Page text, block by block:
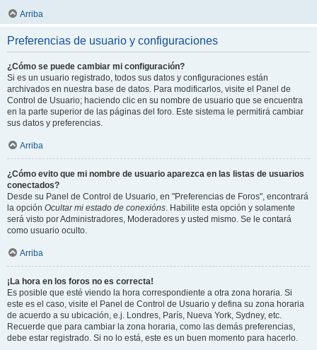
Arriba
Preferencias de usuario y configuraciones
¿Cómo se puede cambiar mi configuración?
Si es un usuario registrado, todos sus datos y configuraciones están
archivados en nuestra base de datos. Para modificarlos, visite el Panel de
Control de Usuario; haciendo clic en su nombre de usuario que se encuentra
en la parte superior de las páginas del foro. Este sistema le permitirá cambiar
sus datos y preferencias.
Arriba
¿Cómo evito que mi nombre de usuario aparezca en las listas de usuarios
conectados?
Desde su Panel de Control de Usuario, en "Preferencias de Foros", encontrará
la opción Ocultar mi estado de conexións. Habilite esta opción y solamente
será visto por Administradores, Moderadores y usted mismo. Se le contará
como usuario oculto.
Arriba
¡La hora en los foros no es correcta!
Es posible que esté viendo la hora correspondiente a otra zona horaria. Si
este es el caso, visite el Panel de Control de Usuario y defina su zona horaria
de acuerdo a su ubicación, e.j. Londres, París, Nueva York, Sydney, etc.
Recuerde que para cambiar la zona horaria, como las demás preferencias,
debe estar registrado. Si no lo está, este es un buen momento para hacerlo.